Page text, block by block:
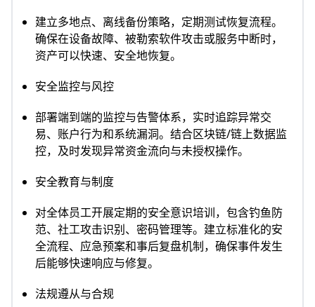
建立多地点、离线备份策略，定期测试恢复流程。
确保在设备故障、被勒索软件攻击或服务中断时，
资产可以快速、安全地恢复。
安全监控与风控
部署端到端的监控与告警体系，实时追踪异常交
易、账户行为和系统漏洞。结合区块链/链上数据监
控，及时发现异常资金流向与未授权操作。
安全教育与制度
对全体员工开展定期的安全意识培训，包含钓鱼防
范、社工攻击识别、密码管理等。建立标准化的安
全流程、应急预案和事后复盘机制，确保事件发生
后能够快速响应与修复。
法规遵从与合规